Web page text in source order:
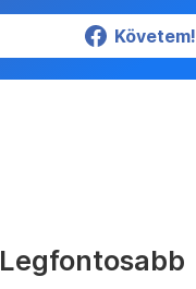
Követem!
Legfontosabb